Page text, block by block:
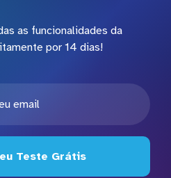
as funcionalidades da
por 14 dias!
Teste Grátis